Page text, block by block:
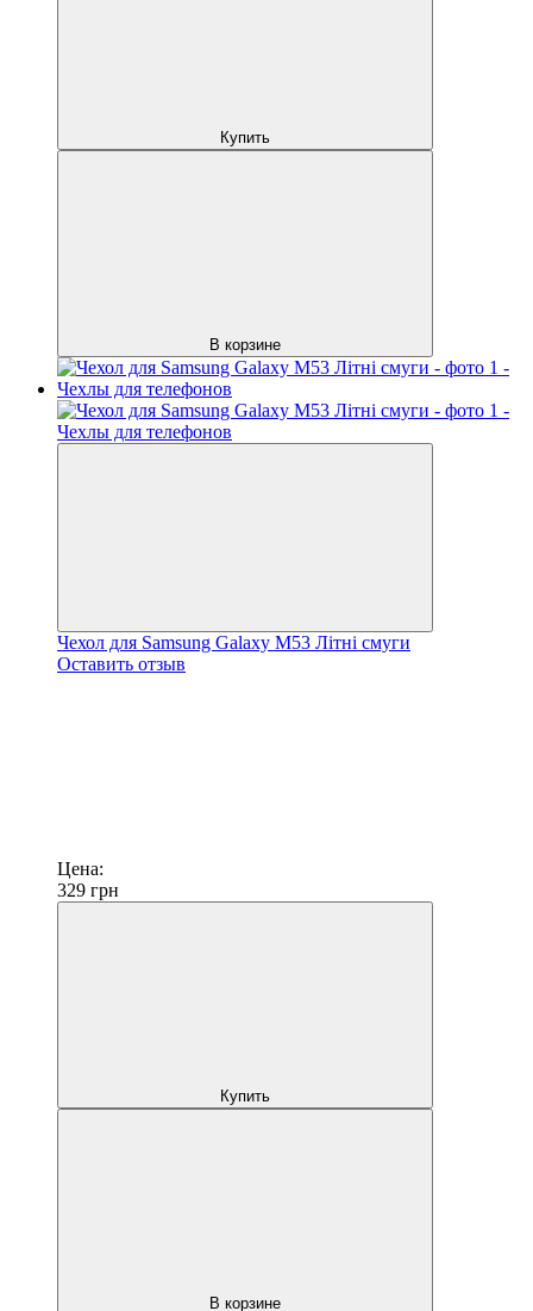
Купить
В корзине
Чехол для Samsung Galaxy M53 Літні смуги
Оставить отзыв
Цена:
329 грн
Купить
В корзине